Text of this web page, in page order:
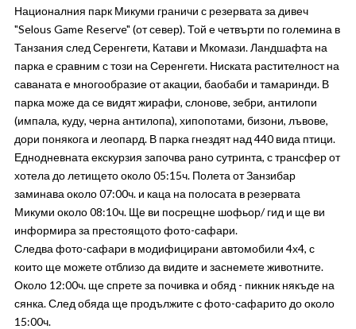
Националния парк Микуми граничи с резервата за дивеч
"Selous Game Reserve" (от север). Той е четвърти по големина в
Танзания след Серенгети, Катави и Мкомази. Ландшафта на
парка е сравним с този на Серенгети. Ниската растителност на
саваната е многообразие от акации, баобаби и тамаринди. В
парка може да се видят жирафи, слонове, зебри, антилопи
(импала, куду, черна антилопа), хипопотами, бизони, лъвове,
дори понякога и леопард. В парка гнездят над 440 вида птици.
Еднодневната екскурзия започва рано сутринта, с трансфер от
хотела до летището около 05:15ч. Полета от Занзибар
заминава около 07:00ч. и каца на полосата в резервата
Микуми около 08:10ч. Ще ви посрещне шофьор/ гид и ще ви
информира за престоящото фото-сафари.
Следва фото-сафари в модифицирани автомобили 4х4, с
които ще можете отблизо да видите и заснемете животните.
Около 12:00ч. ще спрете за почивка и обяд - пикник някъде на
сянка. След обяда ще продължите с фото-сафарито до около
15:00ч.